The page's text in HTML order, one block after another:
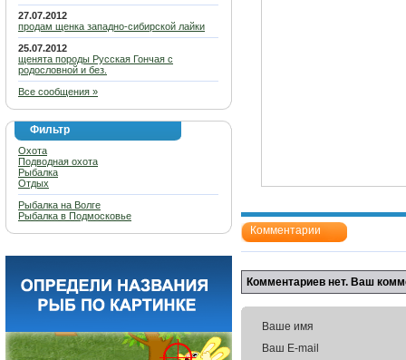
27.07.2012
продам щенка западно-сибирской лайки
25.07.2012
щенята породы Русская Гончая с
родословной и без.
Все сообщения »
Фильтр
Охота
Подводная охота
Рыбалка
Отдых
Рыбалка на Волге
Рыбалка в Подмосковье
Комментарии
Комментариев нет. Ваш
Ваше имя
Ваш E-mail